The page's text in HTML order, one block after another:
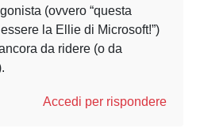
(ovvero “questa
la Ellie di Microsoft!”)
da ridere (o da
Accedi per rispondere